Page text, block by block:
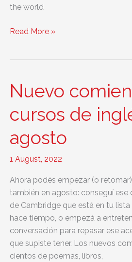
the world
Passing
Elizabeth
Read More »
Nuevo
cursos de
agosto
1 August, 2022
Ahora podés empezar (o
también en agosto: conseguí ese
de Cambridge que está en tu
hace tiempo, o empezá a
conversación para repasar ese
que supiste tener. Los nuevos
cientos de poemas, libros,